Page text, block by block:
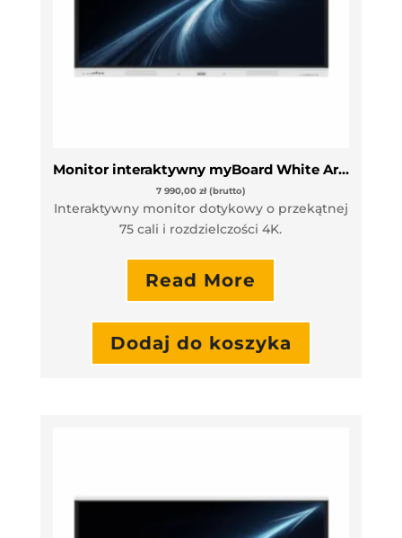
Monitor interaktywny myBoard White Arrow 75” VAT 0%
7 990,00 zł (brutto)
Interaktywny monitor dotykowy o przekątnej
75 cali i rozdzielczości 4K.
Read More
Dodaj do koszyka